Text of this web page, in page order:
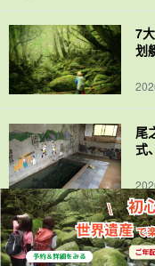
7
划
尾
式
在
与